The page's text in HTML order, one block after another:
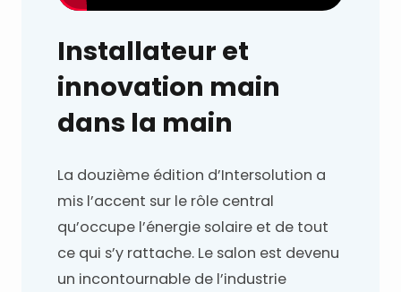
Installateur et
innovation main
dans la main
La douzième édition d’Intersolution a
mis l’accent sur le rôle central
qu’occupe l’énergie solaire et de tout
ce qui s’y rattache. Le salon est devenu
un incontournable de l’industrie